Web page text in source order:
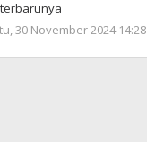
30 November 2024 14:28